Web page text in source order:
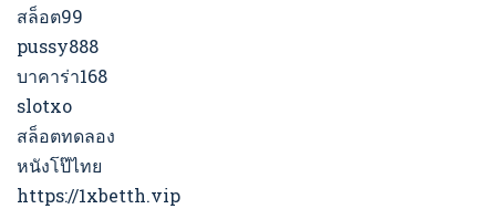
สล็อต99
pussy888
บาคาร่า168
slotxo
สล็อตทดลอง
หนังโป๊ไทย
https://1xbetth.vip